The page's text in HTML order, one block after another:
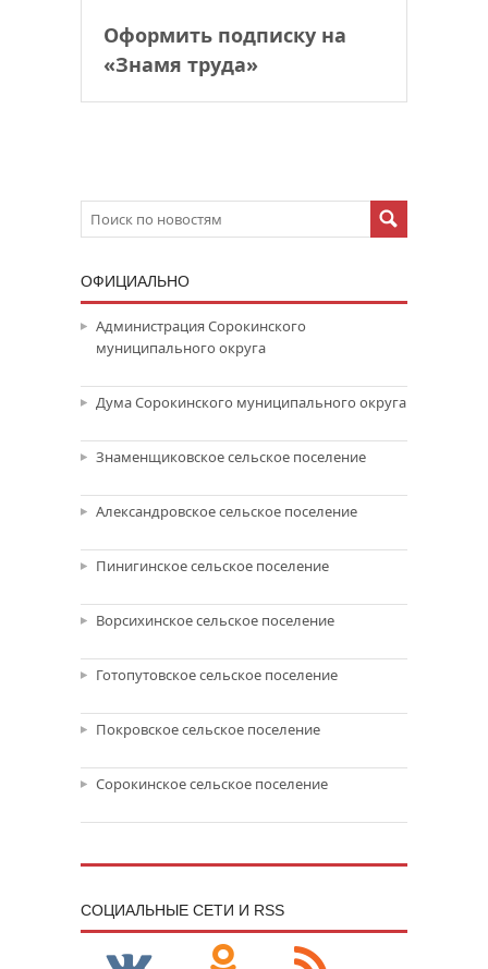
Оформить подписку на
«Знамя труда»
ОФИЦИАЛЬНО
Администрация Сорокинского
муниципального округа
Дума Сорокинского муниципального округа
Знаменщиковское сельское поселение
Александровское сельское поселение
Пинигинское сельское поселение
Ворсихинское сельское поселение
Готопутовское сельское поселение
Покровское сельское поселение
Сорокинское сельское поселение
CОЦИАЛЬНЫЕ СЕТИ И RSS